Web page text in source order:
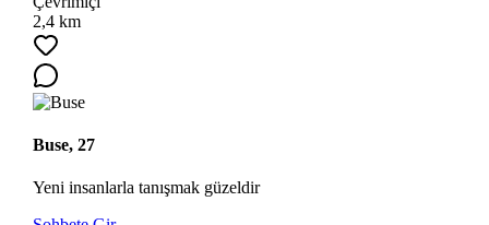
2,4 km
Buse, 27
Yeni insanlarla tanışmak güzeldir